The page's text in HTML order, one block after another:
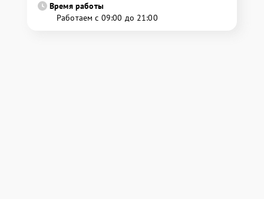
Время работы
Работаем с 09:00 до 21:00